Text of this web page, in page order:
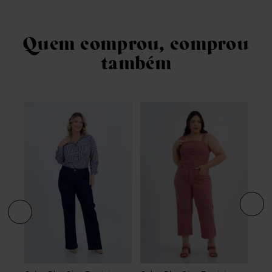
Quem comprou, comprou
também